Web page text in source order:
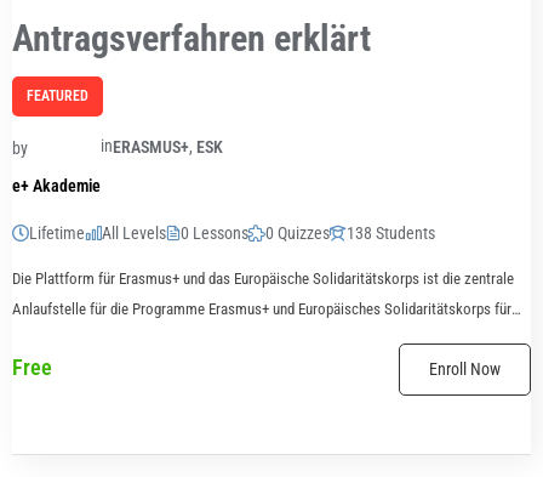
Antragsverfahren erklärt
FEATURED
by
e+ Akademie
inERASMUS+, ESK
Lifetime All Levels 0 Lessons 0 Quizzes 138 Students
Die Plattform für Erasmus+ und das Europäische Solidaritätskorps ist die zentrale
Anlaufstelle für die Programme Erasmus+ und Europäisches Solidaritätskorps für
Einreichung...
Free Enroll Now